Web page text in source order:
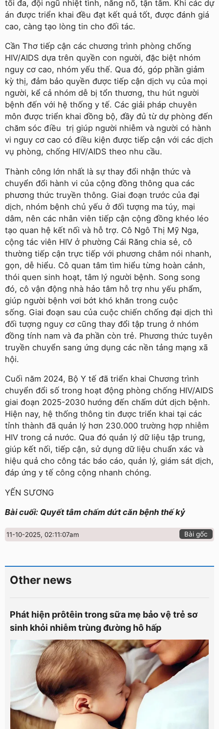
tối đa, đội ngũ nhiệt tình, năng nổ, tận tâm. Khi các dự
án được triển khai đều đạt kết quả tốt, được đánh giá
cao, càng tạo lòng tin cho đối tác.
Cần Thơ tiếp cận các chương trình phòng chống
HIV/AIDS dựa trên quyền con người, đặc biệt nhóm
nguy cơ cao, nhóm yếu thế. Qua đó, góp phần giảm
kỳ thị, đảm bảo quyền được tiếp cận dịch vụ của mọi
người, kể cả nhóm dễ bị tổn thương, thu hút người
bệnh đến với hệ thống y tế. Các giải pháp chuyên
môn được triển khai đồng bộ, đầy đủ từ dự phòng đến
chăm sóc điều trị giúp người nhiễm và người có hành
vi nguy cơ cao có điều kiện được tiếp cận với các dịch
vụ phòng, chống HIV/AIDS theo nhu cầu.
Thành công lớn nhất là sự thay đổi nhận thức và
chuyển đổi hành vi của cộng đồng thông qua các
phương thức truyền thông. Giai đoạn trước của đại
dịch, nhóm bệnh chủ yếu ở đối tượng ma túy, mại
dâm, nên các nhân viên tiếp cận cộng đồng khéo léo
tạo quan hệ kết nối và hỗ trợ. Cô Ngô Thị Mỹ Nga,
cộng tác viên HIV ở phường Cái Răng chia sẻ, cô
thường tiếp cận trực tiếp với phương châm nói nhanh,
gọn, dễ hiểu. Cô quan tâm tìm hiểu từng hoàn cảnh,
thói quen sinh hoạt, tâm lý người bệnh. Song song
đó, cô vận động nhà hảo tâm hỗ trợ nhu yếu phẩm,
giúp người bệnh vơi bớt khó khăn trong cuộc
sống. Giai đoạn sau của cuộc chiến chống đại dịch thì
đối tượng nguy cơ cũng thay đổi tập trung ở nhóm
đồng tính nam và đa phần còn trẻ. Phương thức tuyên
truyền chuyển sang ứng dụng các nền tảng mạng xã
hội.
Cuối năm 2024, Bộ Y tế đã triển khai Chương trình
chuyển đổi số trong hoạt động phòng chống HIV/AIDS
giai đoạn 2025-2030 hướng đến chấm dứt dịch bệnh.
Hiện nay, hệ thống thông tin được triển khai tại các
tỉnh thành đã quản lý hơn 230.000 trường hợp nhiễm
HIV trong cả nước. Qua đó quản lý dữ liệu tập trung,
giúp kết nối, tiếp cận, sử dụng dữ liệu chuẩn xác và
hiệu quả cho công tác báo cáo, quản lý, giám sát dịch,
đáp ứng y tế công cộng nhanh chóng.
YẾN SƯƠNG
Bài cuối: Quyết tâm chấm dứt căn bệnh thế kỷ
11-10-2025, 02:11:07am Bài gốc
Other news
Phát hiện prôtêin trong sữa mẹ bảo vệ trẻ sơ
sinh khỏi nhiễm trùng đường hô hấp